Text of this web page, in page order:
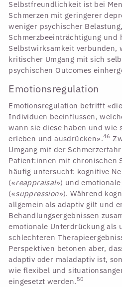
Selbstfreundlichkeit ist bei
Schmerzen mit geringerer
weniger psychischer
Schmerzbeeinträchtigung und
Selbstwirksamkeit verbunden,
kritischer Umgang mit sich
psychischen Outcomes
Emotionsregulation
Emotionsregulation betrifft
Individuen beeinflussen,
wann sie diese haben und wie
erleben und ausdrücken».46
Umgang mit der
Patient:innen mit chronischen
häufig untersucht: kognitive
(«reappraisal») und
(«suppression»). Während
allgemein als adaptiv gilt und
Behandlungsergebnissen
emotionale Unterdrückung als
schlechteren
Perspektiven betonen aber,
adaptiv oder maladaptiv ist,
wie flexibel und
eingesetzt werden. 50